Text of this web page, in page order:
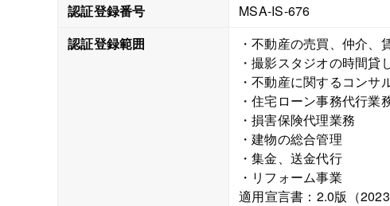
認証登録番号
MSA-IS-676
認証登録範囲
不動産の売買、仲介、
撮影スタジオの時間貸
不動産に関するコンサ
住宅ローン事務代行業
損害保険代理業務
建物の総合管理
集金、送金代行
リフォーム事業
適用宣言書：2.0版（2023